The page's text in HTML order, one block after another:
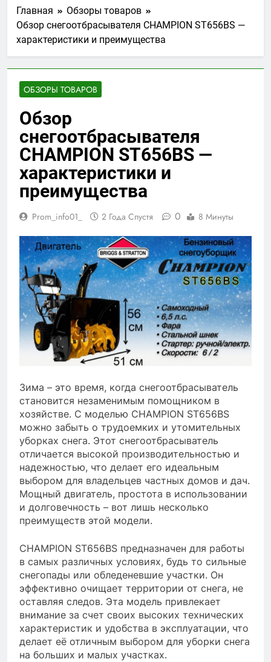
Главная
Обзоры товаров
Обзор снегоотбрасывателя CHAMPION ST656BS —
характеристики и преимущества
ОБЗОРЫ ТОВАРОВ
Обзор
снегоотбрасывателя
CHAMPION ST656BS —
характеристики и
преимущества
Prom_info01_ 2 Года Спустя 0 8 Минуты
Зима – это время, когда снегоотбрасыватель
становится незаменимым помощником в
хозяйстве. С моделью CHAMPION ST656BS
можно забыть о трудоемких и утомительных
уборках снега. Этот снегоотбрасыватель
отличается высокой производительностью и
надежностью, что делает его идеальным
выбором для владельцев частных домов и дач.
Мощный двигатель, простота в использовании
и долговечность – вот лишь несколько
преимуществ этой модели.
CHAMPION ST656BS предназначен для работы
в самых различных условиях, будь то сильные
снегопады или обледеневшие участки. Он
эффективно очищает территории от снега, не
оставляя следов. Эта модель привлекает
внимание за счет своих высоких технических
характеристик и удобства в эксплуатации, что
делает её отличным выбором для уборки снега
на больших и малых участках.